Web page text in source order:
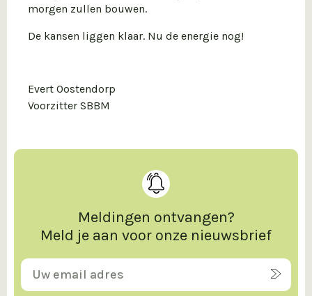
morgen zullen bouwen.
De kansen liggen klaar. Nu de energie nog!
Evert Oostendorp
Voorzitter SBBM
Meldingen ontvangen?
Meld je aan voor onze nieuwsbrief